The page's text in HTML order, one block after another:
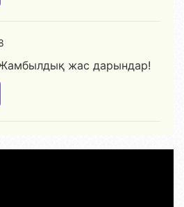
жас дарындар!